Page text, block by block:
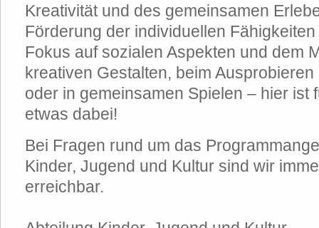
Kreativität und des gemeinsamen
Förderung der individuellen
Fokus auf sozialen Aspekten und dem
kreativen Gestalten, beim
oder in gemeinsamen Spielen – hier ist
etwas dabei!
Bei Fragen rund um das
Kinder, Jugend und Kultur sind wir
erreichbar.